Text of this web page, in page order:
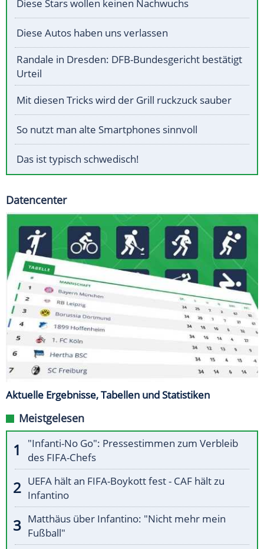
Diese Stars wollen keinen Nachwuchs
Diese Autos haben uns verlassen
Randale in Dresden: DFB-Bundesgericht bestätigt
Urteil
Mit diesen Tricks wird der Grill ruckzuck sauber
So nutzt man alte Smartphones sinnvoll
Das ist typisch schwedisch!
Datencenter
Aktuelle Ergebnisse, Tabellen und Statistiken
Meistgelesen
"Infanti-No Go": Pressestimmen zum Verbleib
des FIFA-Chefs
UEFA hält an FIFA-Boykott fest - CAF hält zu
Infantino
Matthäus über Infantino: "Nicht mehr mein
Fußball"